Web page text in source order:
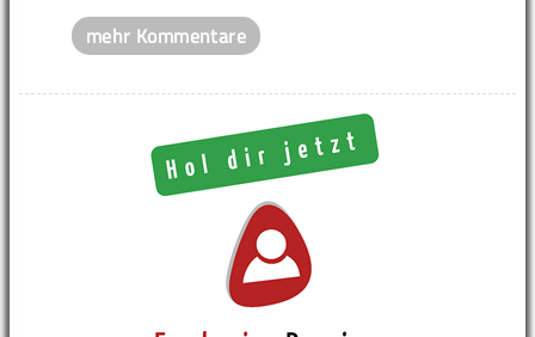
mehr Kommentare